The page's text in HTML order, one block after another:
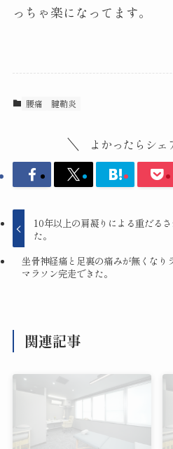
っちゃ楽になってます。
腰痛 腱鞘炎
よかったらシェ
10年以上の肩凝りによる重だる
た。
坐骨神経痛と足裏の痛みが無くなり
マラソン完走できた。
関連記事